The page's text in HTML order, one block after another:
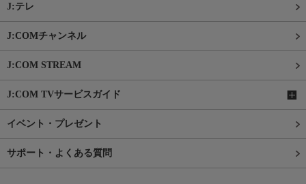
J:テレ
J:COMチャンネル
J:COM STREAM
J:COM TVサービスガイド
イベント・プレゼント
サポート・よくある質問